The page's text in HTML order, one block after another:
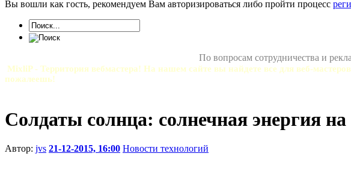
Вы вошли как гость, рекомендуем Вам авторизироваться либо пройти процесс
По вопросам сотрудничества и
MixliP - Территория вебмастера! На нашем сайте вы найдете все для веб-
пожалеешь!
Солдаты солнца: солнечная энергия
Автор: jvs 21-12-2015, 16:00 Новости технологий